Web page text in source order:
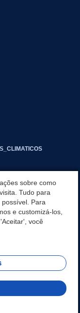
sobre como
Tudo para
Para
e customizá-los,
você